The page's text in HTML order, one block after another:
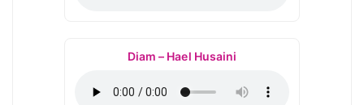
Diam – Hael Husaini